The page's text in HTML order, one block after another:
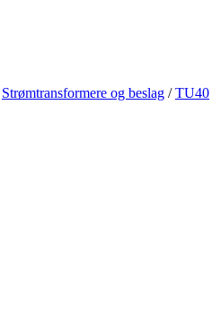
Strømtransformere og beslag /TU40